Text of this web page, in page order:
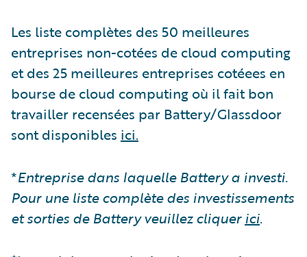
Les liste complètes des 50 meilleures
entreprises non-cotées de cloud computing
et des 25 meilleures entreprises cotéees en
bourse de cloud computing où il fait bon
travailler recensées par Battery/Glassdoor
sont disponibles ici.
*Entreprise dans laquelle Battery a investi.
Pour une liste complète des investissements
et sorties de Battery veuillez cliquer ici.